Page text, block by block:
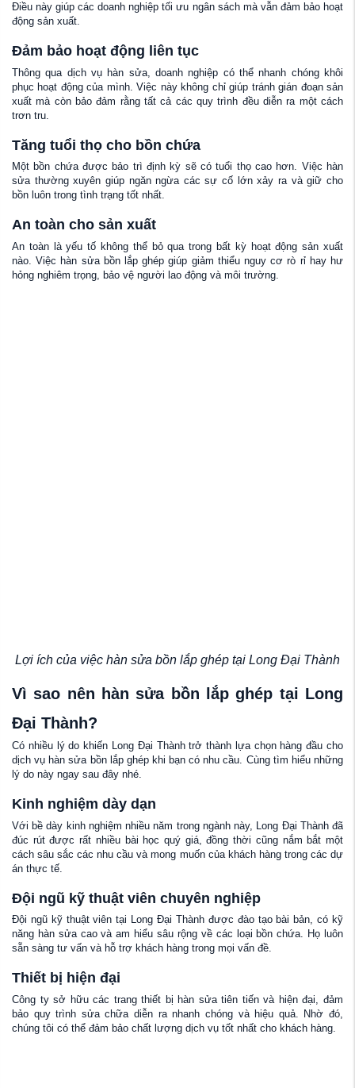
Điều này giúp các doanh nghiệp tối ưu ngân sách mà vẫn đảm bảo hoạt
động sản xuất.
Đảm bảo hoạt động liên tục
Thông qua dịch vụ hàn sửa, doanh nghiệp có thể nhanh chóng khôi
phục hoạt động của mình. Việc này không chỉ giúp tránh gián đoạn sản
xuất mà còn bảo đảm rằng tất cả các quy trình đều diễn ra một cách
trơn tru.
Tăng tuổi thọ cho bồn chứa
Một bồn chứa được bảo trì định kỳ sẽ có tuổi thọ cao hơn. Việc hàn
sửa thường xuyên giúp ngăn ngừa các sự cố lớn xảy ra và giữ cho
bồn luôn trong tình trạng tốt nhất.
An toàn cho sản xuất
An toàn là yếu tố không thể bỏ qua trong bất kỳ hoạt động sản xuất
nào. Việc hàn sửa bồn lắp ghép giúp giảm thiểu nguy cơ rò rỉ hay hư
hỏng nghiêm trọng, bảo vệ người lao động và môi trường.
Lợi ích của việc hàn sửa bồn lắp ghép tại Long Đại Thành
Vì sao nên hàn sửa bồn lắp ghép tại Long
Đại Thành?
Có nhiều lý do khiến Long Đại Thành trở thành lựa chọn hàng đầu cho
dịch vụ hàn sửa bồn lắp ghép khi bạn có nhu cầu. Cùng tìm hiểu những
lý do này ngay sau đây nhé.
Kinh nghiệm dày dạn
Với bề dày kinh nghiệm nhiều năm trong ngành này, Long Đại Thành đã
đúc rút được rất nhiều bài học quý giá, đồng thời cũng nắm bắt một
cách sâu sắc các nhu cầu và mong muốn của khách hàng trong các dự
án thực tế.
Đội ngũ kỹ thuật viên chuyên nghiệp
Đội ngũ kỹ thuật viên tại Long Đại Thành được đào tạo bài bản, có kỹ
năng hàn sửa cao và am hiểu sâu rộng về các loại bồn chứa. Họ luôn
sẵn sàng tư vấn và hỗ trợ khách hàng trong mọi vấn đề.
Thiết bị hiện đại
Công ty sở hữu các trang thiết bị hàn sửa tiên tiến và hiện đại, đảm
bảo quy trình sửa chữa diễn ra nhanh chóng và hiệu quả. Nhờ đó,
chúng tôi có thể đảm bảo chất lượng dịch vụ tốt nhất cho khách hàng.